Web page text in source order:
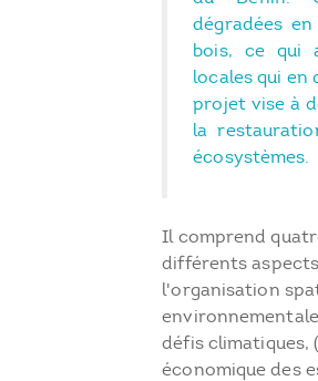
dégradées
bois, ce qui
locales qui en
projet vise à
la
écosystèmes.
Il comprend
différents aspects
l'organisation
défis climatiques,
économique des